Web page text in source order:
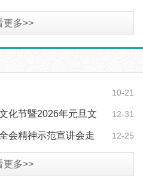
更多>>
10-21
12-31
化节暨2026年元旦文
12-25
会精神示范宣讲会走
更多>>